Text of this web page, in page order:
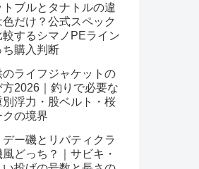
トブルとタナトルの違
色だけ？公式スペック
較するシマノPEライン
ち購入判断
のライフジャケットの
方2026｜釣りで必要な
別浮力・股ベルト・桜
クの境界
デー磯とリバティクラ
風どっち？｜サビキ・